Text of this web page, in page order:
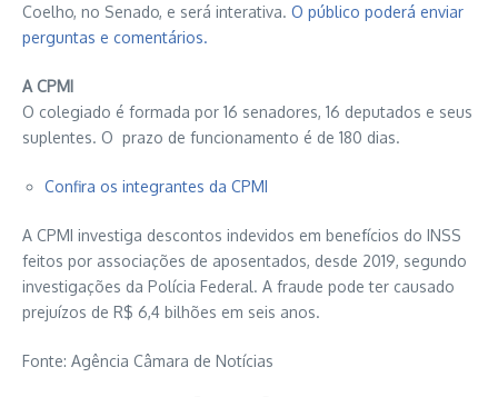
Coelho, no Senado, e será interativa. O público poderá enviar
perguntas e comentários.
A CPMI
O colegiado é formada por 16 senadores, 16 deputados e seus
suplentes. O prazo de funcionamento é de 180 dias.
Confira os integrantes da CPMI
A CPMI investiga descontos indevidos em benefícios do INSS
feitos por associações de aposentados, desde 2019, segundo
investigações da Polícia Federal. A fraude pode ter causado
prejuízos de R$ 6,4 bilhões em seis anos.
Fonte: Agência Câmara de Notícias